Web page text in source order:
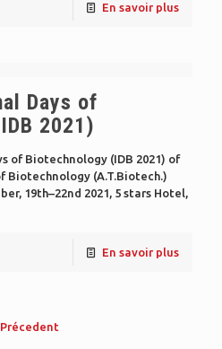
En savoir plus
Days of
2021)
of Biotechnology (IDB 2021) of
Biotechnology (A.T.Biotech.)
19th–22nd 2021, 5 stars Hotel,
En savoir plus
Précedent